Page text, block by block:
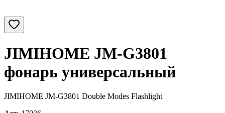
JIMIHOME JM-G3801
фонарь универсальный
JIMIHOME JM-G3801 Double Modes Flashlight